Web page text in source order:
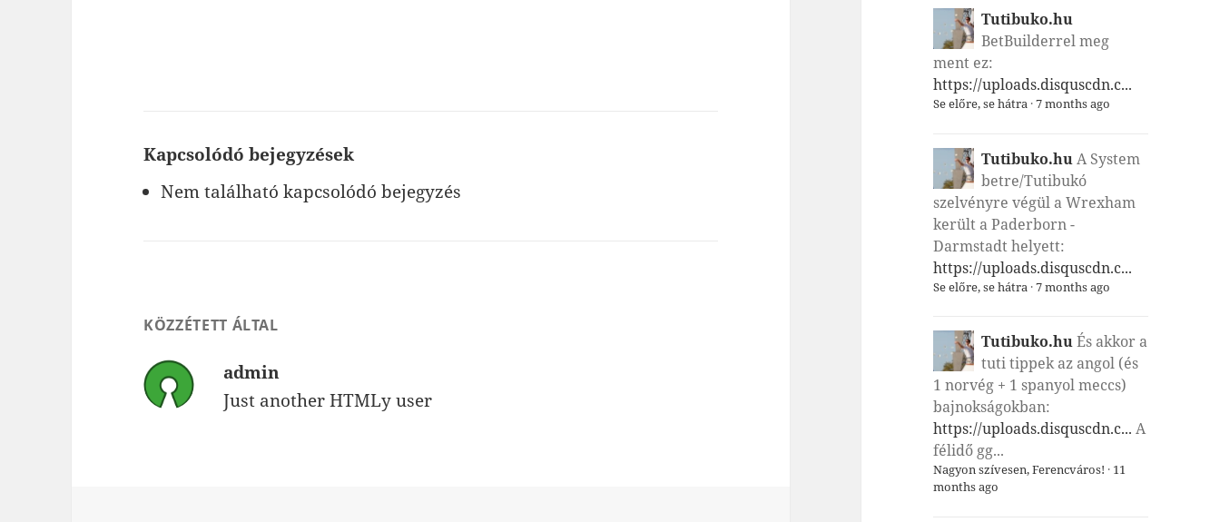
Tutibuko.hu
BetBuilderrel meg
ment ez:
https://uploads.disquscdn.c...
Se előre, se hátra·7 months ago
Tutibuko.huA System
betre/Tutibukó
szelvényre végül a Wrexham
került a Paderborn -
Darmstadt helyett:
https://uploads.disquscdn.c...
Se előre, se hátra·7 months ago
Tutibuko.huÉs akkor a
tuti tippek az angol (és
1 norvég + 1 spanyol meccs)
bajnokságokban:
https://uploads.disquscdn.c... A
félidő gg...
Nagyon szívesen, Ferencváros! · 11
months ago
Kapcsolódó bejegyzések
Nem található kapcsolódó bejegyzés
KÖZZÉTETT ÁLTAL
admin
Just another HTMLy user